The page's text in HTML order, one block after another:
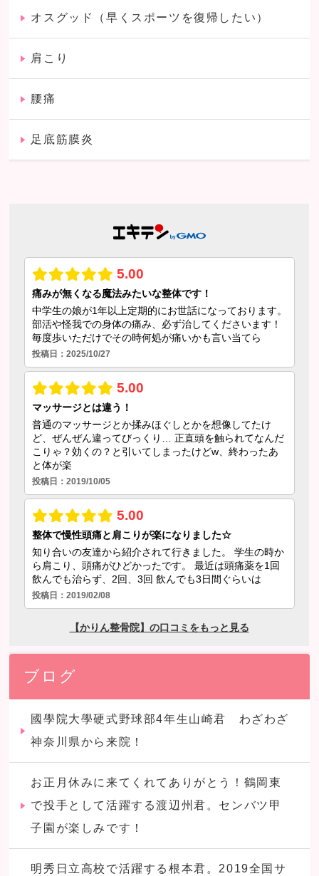
オスグッド（早くスポーツを復帰したい）
肩こり
腰痛
足底筋膜炎
ブログ
國學院大學硬式野球部4年生山崎君 わざわざ
神奈川県から来院！
お正月休みに来てくれてありがとう！鶴岡東
で投手として活躍する渡辺州君。センバツ甲
子園が楽しみです！
明秀日立高校で活躍する根本君。2019全国サ